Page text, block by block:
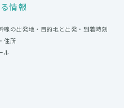
情報
線の出発地・目的地と出発・到着時刻
住所
ル